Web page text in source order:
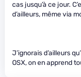
cas jusqu’à ce jour.
d’ailleurs, même via
J’ignorais d’ailleurs
OSX, on en apprend